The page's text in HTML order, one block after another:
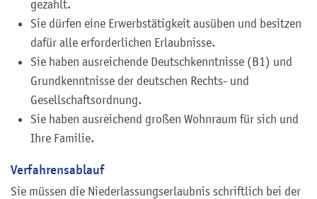
gezahlt.
Sie dürfen eine Erwerbstätigkeit ausüben und besitzen
dafür alle erforderlichen Erlaubnisse.
Sie haben ausreichende Deutschkenntnisse (B1) und
Grundkenntnisse der deutschen Rechts- und
Gesellschaftsordnung.
Sie haben ausreichend großen Wohnraum für sich und
Ihre Familie.
Verfahrensablauf
Sie müssen die Niederlassungserlaubnis schriftlich bei der